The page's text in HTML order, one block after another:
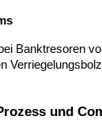
Banktresoren
und